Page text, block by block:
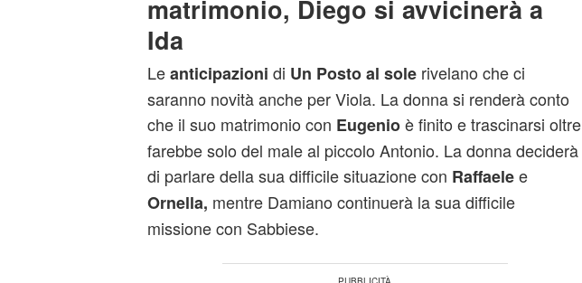
matrimonio, Diego si avvicinerà a
Ida
Leanticipazioni di Un Posto al solerivelano che ci
saranno novità anche per Viola. La donna si renderà conto
che il suo matrimonio con Eugenioè finito e trascinarsi oltre
farebbe solo del male al piccolo Antonio. La donna deciderà
di parlare della sua difficile situazione con Raffaelee
Ornella, mentre Damiano continuerà la sua difficile
missione con Sabbiese.